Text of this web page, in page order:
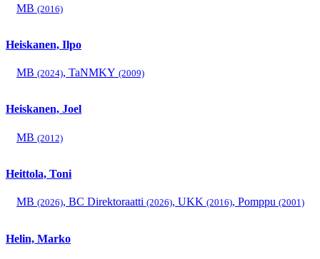
MB (2016)
Heiskanen, Ilpo
MB (2024), TaNMKY (2009)
Heiskanen, Joel
MB (2012)
Heittola, Toni
MB (2026), BC Direktoraatti (2026), UKK (2016), Pomppu (2001)
Helin, Marko